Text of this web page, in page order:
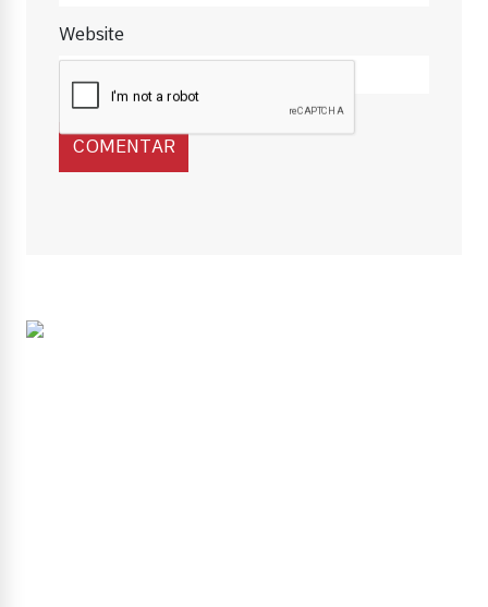
Website